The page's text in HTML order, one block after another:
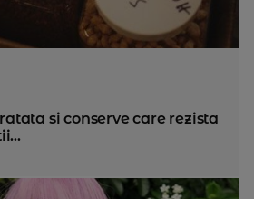
si conserve care rezista